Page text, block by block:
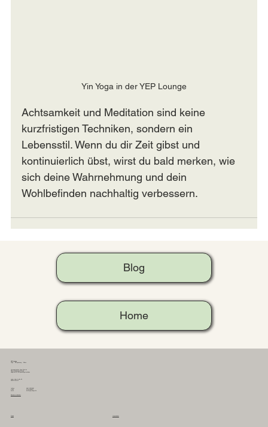
Yin Yoga in der YEP Lounge
Achtsamkeit und Meditation sind keine
kurzfristigen Techniken, sondern ein
Lebensstil. Wenn du dir Zeit gibst und
kontinuierlich übst, wirst du bald merken, wie
sich deine Wahrnehmung und dein
Wohlbefinden nachhaltig verbessern.
Home
Blog